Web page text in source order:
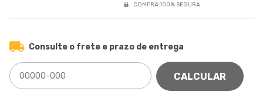
COMPRA 100% SEGURA
Consulte o frete e prazo de entrega
CALCULAR